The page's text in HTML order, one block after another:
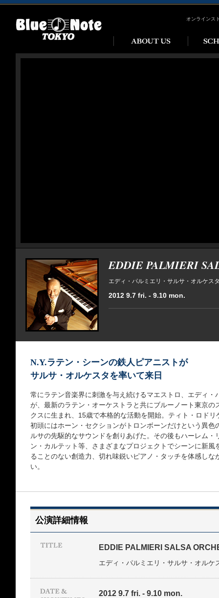
オンラインス
EDDIE PALMIERI
エディ・パルミエリ・サルサ・オルケス
2012 9.7 fri. - 9.10 mon.
N.Y.ラテン・シーンの鉄人ピアニストが
サルサ・オルケスタを率いて来日
常にラテン音楽界に刺激を与え続けるマエストロ、エディ
が、最新のラテン・オーケストラと共にブルーノート東京の
クスに生まれ、15歳で本格的な活動を開始。ティト・ロドリ
初頭にはホーン・セクションがトロンボーンだけという異色
ルサの先駆的なサウンドを創りあげた。その後もハーレム
ン・カルテット等、さまざまなプロジェクトでシーンに新
ることのない創造力、切れ味鋭いピアノ・タッチを体感し
い。
公演詳細情報
EDDIE PALMIERI SALSA
エディ・パルミエリ・サルサ・オルケ
2012 9.7 fri. - 9.10 mon.